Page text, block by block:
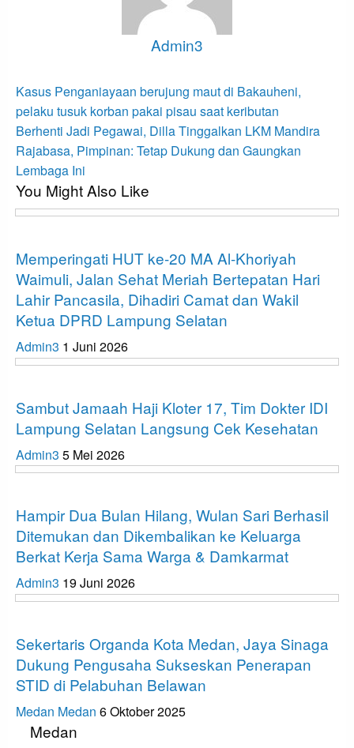
Admin3
Navigasi
pos
Previous
Post
Kasus Penganiayaan berujung maut di Bakauheni,
pelaku tusuk korban pakai pisau saat keributan
Next
Post
Berhenti Jadi Pegawai, Dilla Tinggalkan LKM Mandira
Rajabasa, Pimpinan: Tetap Dukung dan Gaungkan
Lembaga Ini
You Might Also Like
Memperingati HUT ke-20 MA Al-Khoriyah
Waimuli, Jalan Sehat Meriah Bertepatan Hari
Lahir Pancasila, Dihadiri Camat dan Wakil
Ketua DPRD Lampung Selatan
Admin3 1 Juni 2026
Sambut Jamaah Haji Kloter 17, Tim Dokter IDI
Lampung Selatan Langsung Cek Kesehatan
Admin3 5 Mei 2026
Hampir Dua Bulan Hilang, Wulan Sari Berhasil
Ditemukan dan Dikembalikan ke Keluarga
Berkat Kerja Sama Warga & Damkarmat
Admin3 19 Juni 2026
Sekertaris Organda Kota Medan, Jaya Sinaga
Dukung Pengusaha Sukseskan Penerapan
STID di Pelabuhan Belawan
Medan Medan 6 Oktober 2025
Medan